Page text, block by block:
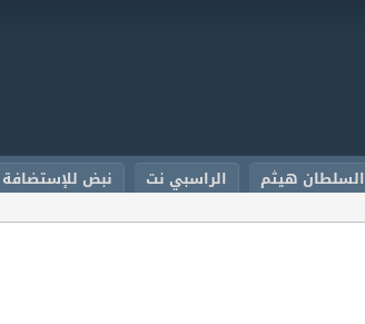
السلطان هيثم الراسبي نت نبض للإستضافة